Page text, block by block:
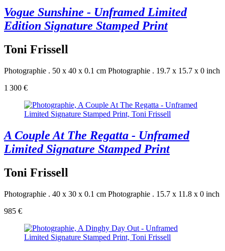
Vogue Sunshine - Unframed Limited
Edition Signature Stamped Print
Toni Frissell
Photographie . 50 x 40 x 0.1 cm Photographie . 19.7 x 15.7 x 0 inch
1 300 €
A Couple At The Regatta - Unframed
Limited Signature Stamped Print
Toni Frissell
Photographie . 40 x 30 x 0.1 cm Photographie . 15.7 x 11.8 x 0 inch
985 €